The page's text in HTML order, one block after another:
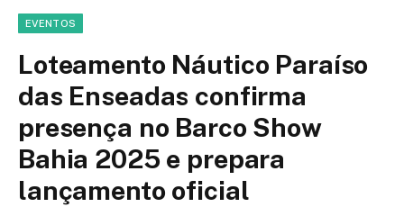
EVENTOS
Loteamento Náutico Paraíso
das Enseadas confirma
presença no Barco Show
Bahia 2025 e prepara
lançamento oficial